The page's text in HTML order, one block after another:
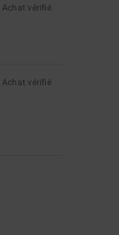
Achat vérifié
Achat vérifié